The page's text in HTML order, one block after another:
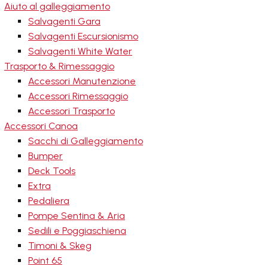
Aiuto al galleggiamento
Salvagenti Gara
Salvagenti Escursionismo
Salvagenti White Water
Trasporto & Rimessaggio
Accessori Manutenzione
Accessori Rimessaggio
Accessori Trasporto
Accessori Canoa
Sacchi di Galleggiamento
Bumper
Deck Tools
Extra
Pedaliera
Pompe Sentina & Aria
Sedili e Poggiaschiena
Timoni & Skeg
Point 65